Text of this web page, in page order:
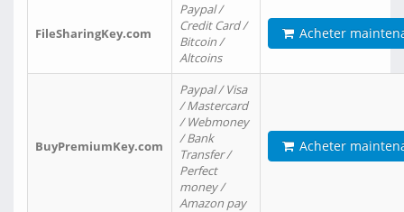
FileSharingKey.com
Paypal /
Credit Card /
Bitcoin /
Altcoins
Acheter
BuyPremiumKey.com
Paypal / Visa
/ Mastercard
/ Webmoney
/ Bank
Transfer /
Perfect
money /
Amazon pay
Acheter